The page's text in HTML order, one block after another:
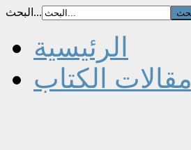
البحث...
الرئيسية
مقالات الكتاب